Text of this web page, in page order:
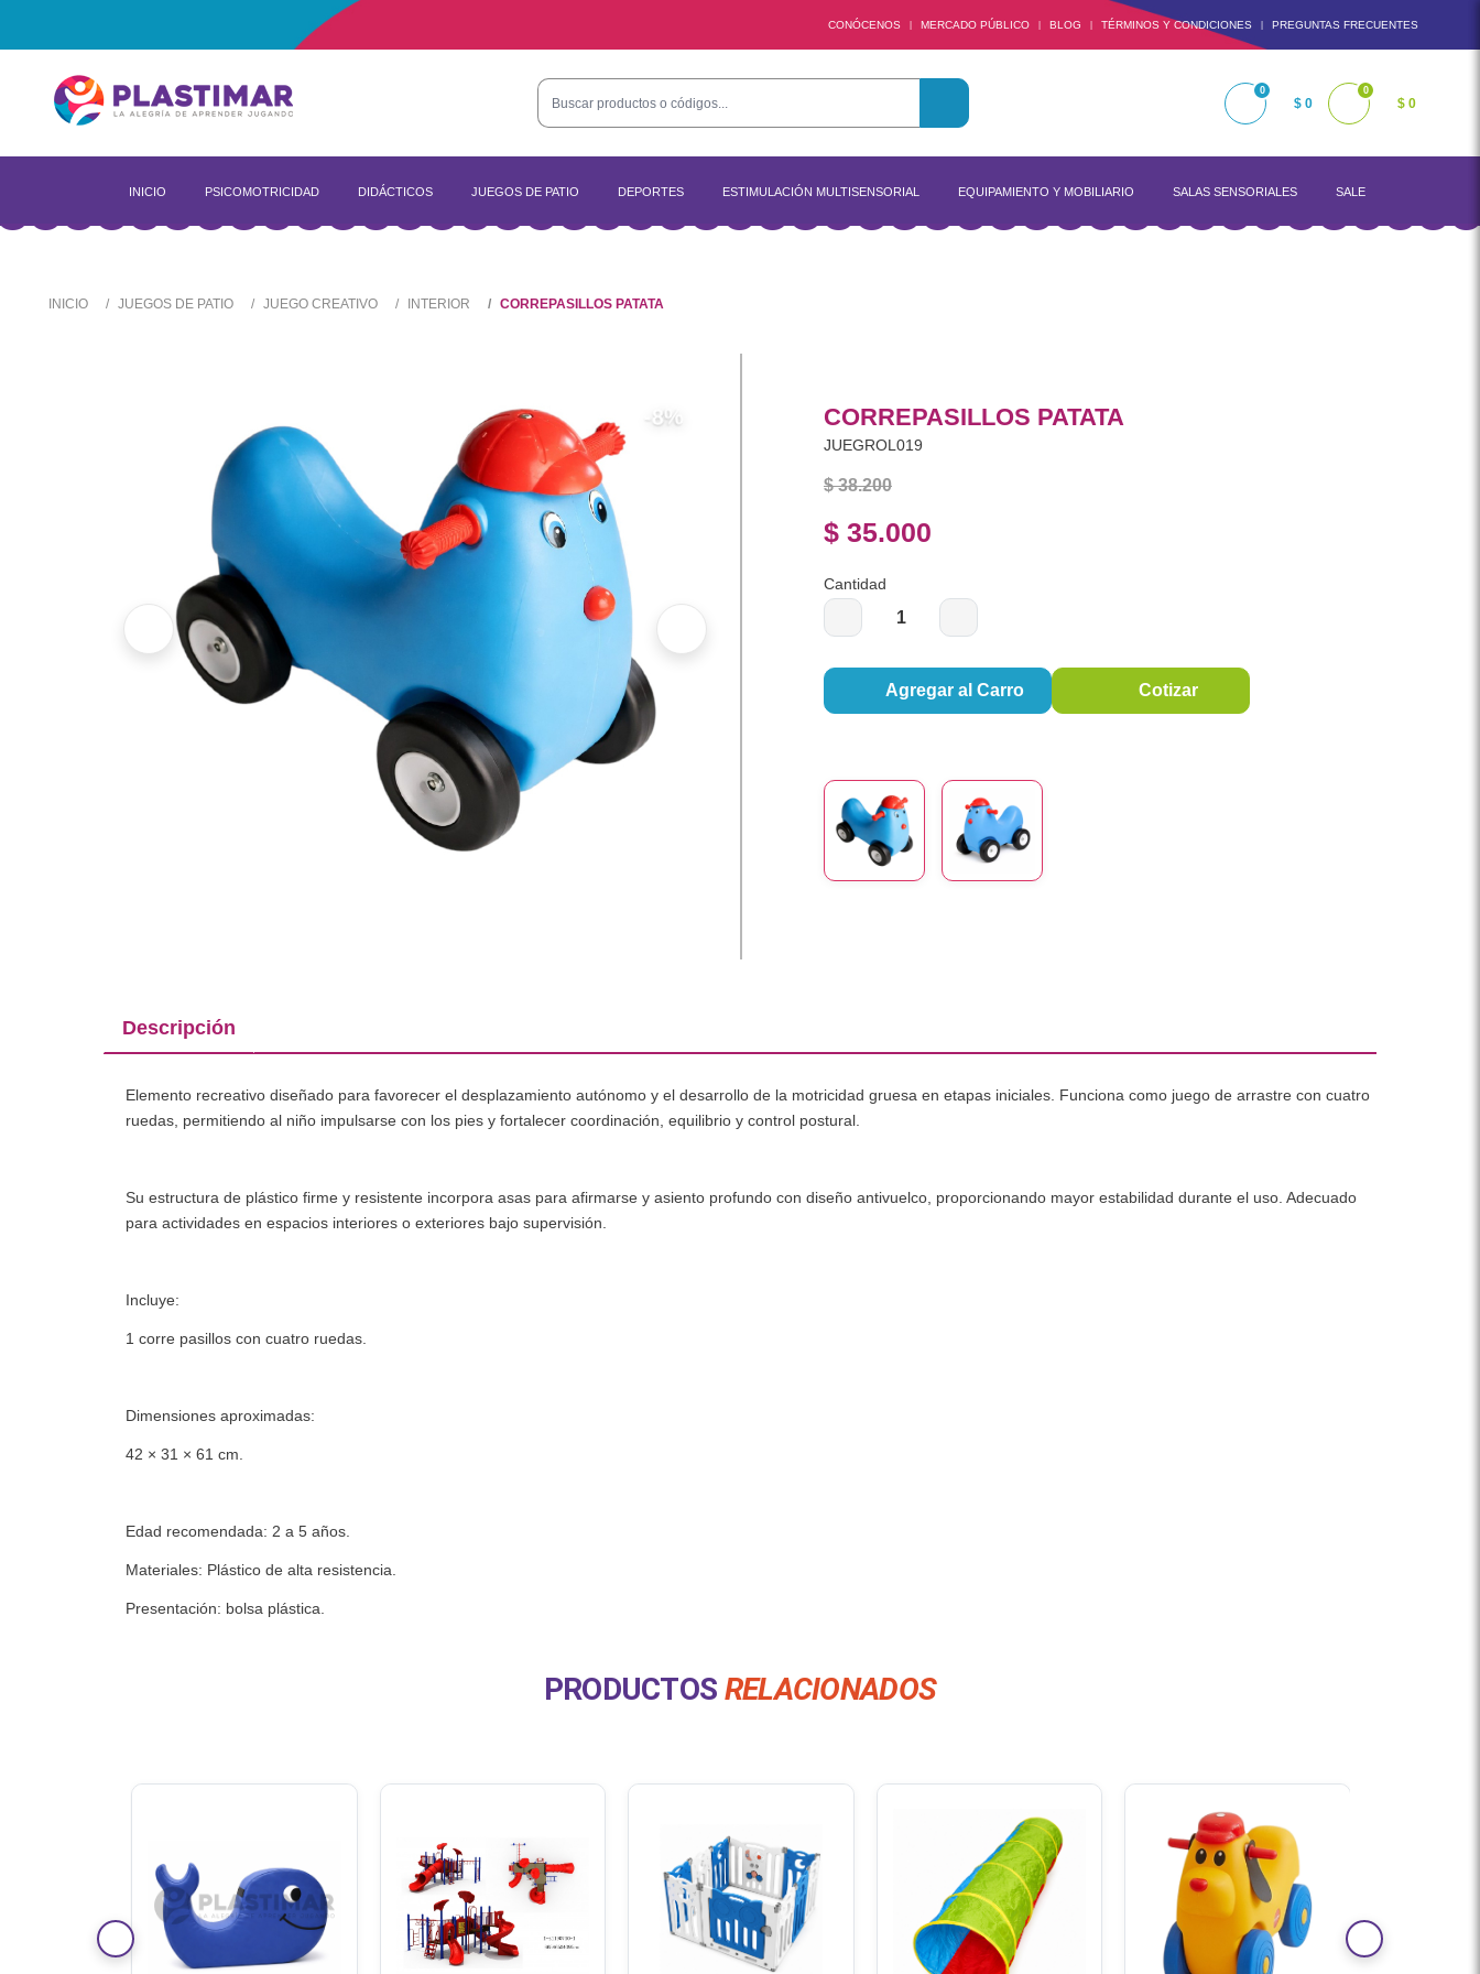
CONÓCENOS | MERCADO PÚBLICO | BLOG | TÉRMINOS Y CONDICIONES | PREGUNTAS FRECUENTES
0
$ 0
0
$ 0
INICIO PSICOMOTRICIDAD DIDÁCTICOS JUEGOS DE PATIO DEPORTES ESTIMULACIÓN MULTISENSORIAL EQUIPAMIENTO Y MOBILIARIO SALAS SENSORIALES SALE
INICIO JUEGOS DE PATIO JUEGO CREATIVO INTERIOR CORREPASILLOS PATATA
-8% CORREPASILLOS PATATA
JUEGROL019
$ 38.200
$ 35.000
Cantidad
Agregar al Carro Cotizar
Descripción
Elemento recreativo diseñado para favorecer el desplazamiento autónomo y el desarrollo de la motricidad gruesa en etapas iniciales. Funciona como juego de arrastre con cuatro
ruedas, permitiendo al niño impulsarse con los pies y fortalecer coordinación, equilibrio y control postural.
Su estructura de plástico firme y resistente incorpora asas para afirmarse y asiento profundo con diseño antivuelco, proporcionando mayor estabilidad durante el uso. Adecuado
para actividades en espacios interiores o exteriores bajo supervisión.
Incluye:
1 corre pasillos con cuatro ruedas.
Dimensiones aproximadas:
42 × 31 × 61 cm.
Edad recomendada: 2 a 5 años.
Materiales: Plástico de alta resistencia.
Presentación: bolsa plástica.
PRODUCTOS RELACIONADOS